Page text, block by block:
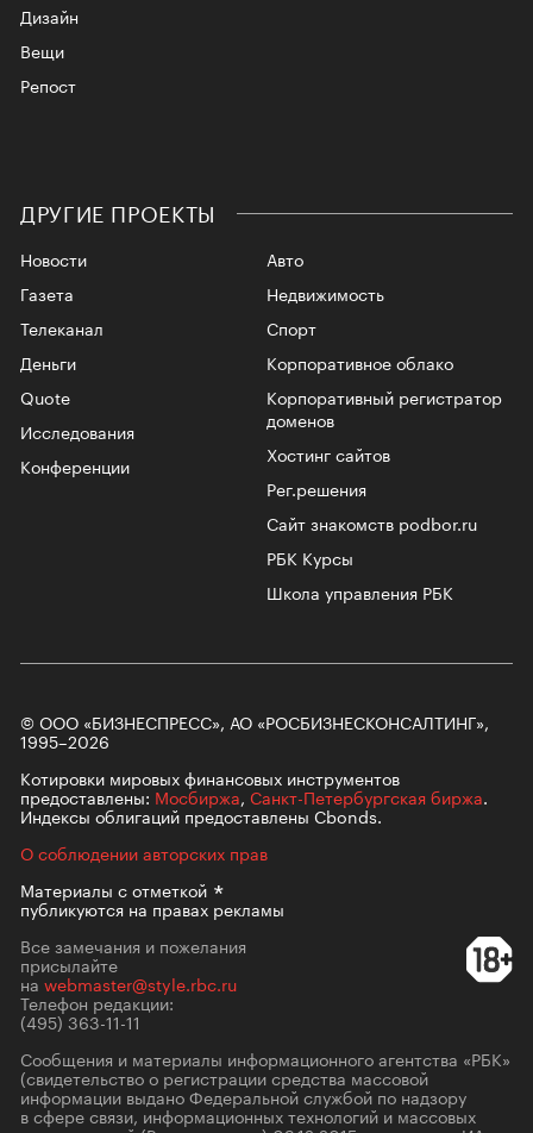
Дизайн
Вещи
Репост
ДРУГИЕ ПРОЕКТЫ
Новости
Газета
Телеканал
Авто
Недвижимость
Спорт
Корпоративное облако
Корпоративный регистратор
доменов
Хостинг сайтов
Рег.решения
Сайт знакомств podbor.ru
РБК Курсы
Школа управления РБК
Деньги
Quote
Исследования
Конференции
© ООО «БИЗНЕСПРЕСС», АО «РОСБИЗНЕСКОНСАЛТИНГ»,
1995–2026
Котировки мировых финансовых инструментов
предоставлены: Мосбиржа, Санкт-Петербургская биржа.
Индексы облигаций предоставлены Cbonds.
О соблюдении авторских прав
Материалы сотметкой
публикуются на правах рекламы
Все замечания и пожелания
присылайте
на webmaster@style.rbc.ru
Телефон редакции:
(495) 363-11-11
Сообщения и материалы информационного агентства «РБК»
(свидетельство о регистрации средства массовой
информации выдано Федеральной службой по надзору
в сфере связи, информационных технологий и массовых